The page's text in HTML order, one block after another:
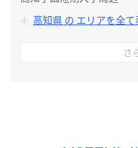
高知県 の エリアを全て
さ